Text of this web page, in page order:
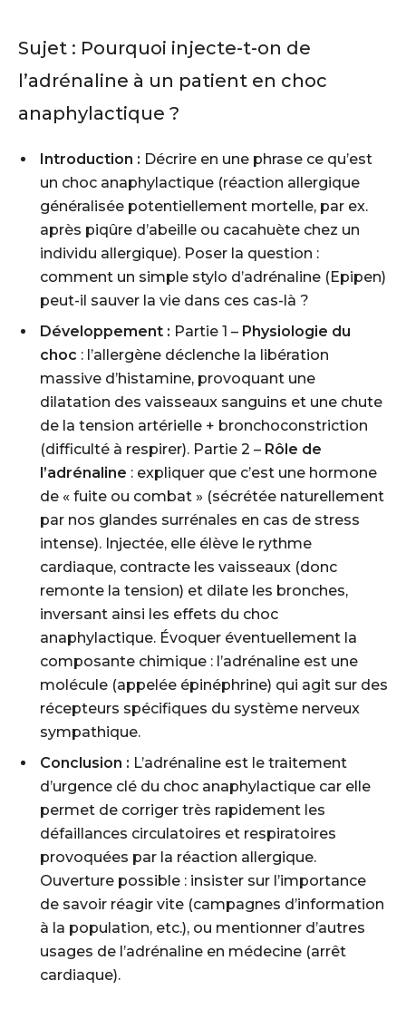
Sujet : Pourquoi injecte-t-on de
l’adrénaline à un patient en choc
anaphylactique ?
Introduction : Décrire en une phrase ce qu’est
un choc anaphylactique (réaction allergique
généralisée potentiellement mortelle, par ex.
après piqûre d’abeille ou cacahuète chez un
individu allergique). Poser la question :
comment un simple stylo d’adrénaline (Epipen)
peut-il sauver la vie dans ces cas-là ?
Développement : Partie 1 – Physiologie du
choc : l’allergène déclenche la libération
massive d’histamine, provoquant une
dilatation des vaisseaux sanguins et une chute
de la tension artérielle + bronchoconstriction
(difficulté à respirer). Partie 2 – Rôle de
l’adrénaline : expliquer que c’est une hormone
de « fuite ou combat » (sécrétée naturellement
par nos glandes surrénales en cas de stress
intense). Injectée, elle élève le rythme
cardiaque, contracte les vaisseaux (donc
remonte la tension) et dilate les bronches,
inversant ainsi les effets du choc
anaphylactique. Évoquer éventuellement la
composante chimique : l’adrénaline est une
molécule (appelée épinéphrine) qui agit sur des
récepteurs spécifiques du système nerveux
sympathique.
Conclusion : L’adrénaline est le traitement
d’urgence clé du choc anaphylactique car elle
permet de corriger très rapidement les
défaillances circulatoires et respiratoires
provoquées par la réaction allergique.
Ouverture possible : insister sur l’importance
de savoir réagir vite (campagnes d’information
à la population, etc.), ou mentionner d’autres
usages de l’adrénaline en médecine (arrêt
cardiaque).